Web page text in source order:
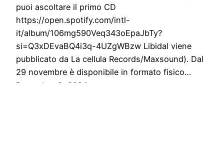
puoi ascoltare il primo CD
https://open.spotify.com/intl-
it/album/106mg590Veq343oEpaJbTy?
si=Q3xDEvaBQ4i3q-4UZgWBzw Libidal viene
pubblicato da La cellula Records/Maxsound). Dal
29 novembre è disponibile in formato fisico…
December 8, 2024